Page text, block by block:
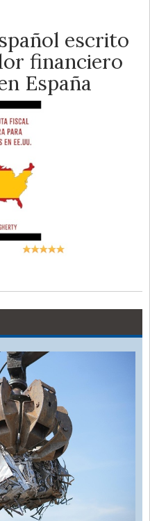
escrito
financiero
España